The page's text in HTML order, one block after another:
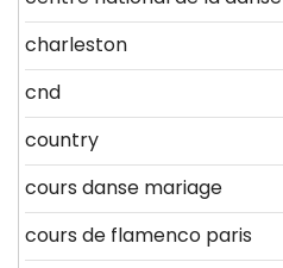
charleston
cnd
country
cours danse mariage
cours de flamenco paris